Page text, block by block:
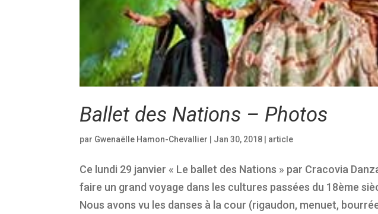
Ballet des Nations – Photos
par Gwenaëlle Hamon-Chevallier Jan 30, 2018 article
Ce lundi 29 janvier « Le ballet des Nations » par Cracovia
faire un grand voyage dans les cultures passées du 18ème
Nous avons vu les danses à la cour (rigaudon, menuet,